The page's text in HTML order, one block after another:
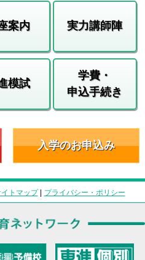
案内 実力講師陣
模試
学費・
申込手続き
入学のお申込み
トマップ| プライバシー・ポリシー